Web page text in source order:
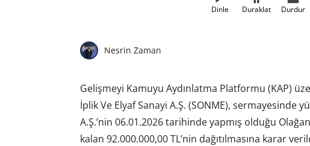
Dinle Duraklat Durdur
Nesrin Zaman
Gelişmeyi Kamuyu Aydınlatma Platformu (KAP)
İplik Ve Elyaf Sanayi A.Ş. (SONME), sermayesinde
A.Ş.’nin 06.01.2026 tarihinde yapmış olduğu
kalan 92.000.000,00 TL’nin dağıtılmasına karar